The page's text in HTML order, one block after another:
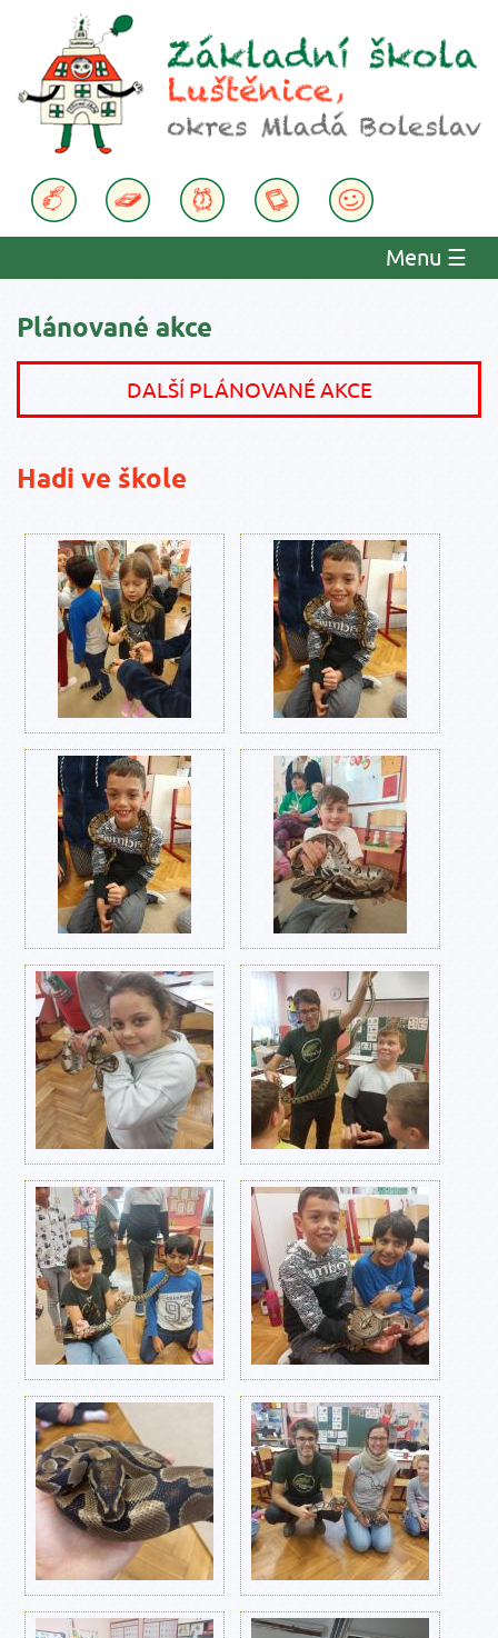
Menu ☰
Plánované akce
DALŠÍ PLÁNOVANÉ AKCE
Hadi ve škole